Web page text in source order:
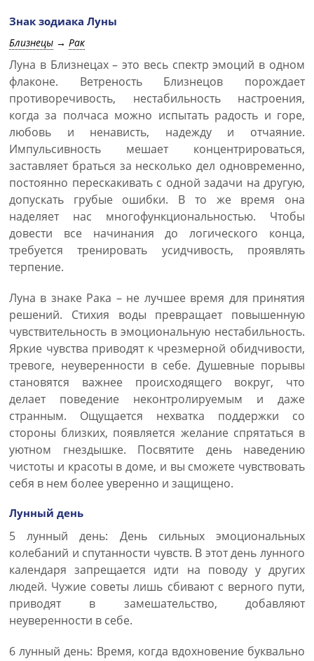
Знак зодиака Луны
Близнецы → Рак
Луна в Близнецах – это весь спектр эмоций в одном
флаконе. Ветреность Близнецов порождает
противоречивость, нестабильность настроения,
когда за полчаса можно испытать радость и горе,
любовь и ненависть, надежду и отчаяние.
Импульсивность мешает концентрироваться,
заставляет браться за несколько дел одновременно,
постоянно перескакивать с одной задачи на другую,
допускать грубые ошибки. В то же время она
наделяет нас многофункциональностью. Чтобы
довести все начинания до логического конца,
требуется тренировать усидчивость, проявлять
терпение.
Луна в знаке Рака – не лучшее время для принятия
решений. Стихия воды превращает повышенную
чувствительность в эмоциональную нестабильность.
Яркие чувства приводят к чрезмерной обидчивости,
тревоге, неуверенности в себе. Душевные порывы
становятся важнее происходящего вокруг, что
делает поведение неконтролируемым и даже
странным. Ощущается нехватка поддержки со
стороны близких, появляется желание спрятаться в
уютном гнездышке. Посвятите день наведению
чистоты и красоты в доме, и вы сможете чувствовать
себя в нем более уверенно и защищено.
Лунный день
5 лунный день: День сильных эмоциональных
колебаний и спутанности чувств. В этот день лунного
календаря запрещается идти на поводу у других
людей. Чужие советы лишь сбивают с верного пути,
приводят в замешательство, добавляют
неуверенности в себе.
6 лунный день: Время, когда вдохновение буквально